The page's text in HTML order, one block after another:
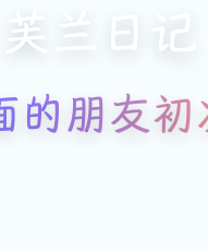
芙兰日记
的朋友